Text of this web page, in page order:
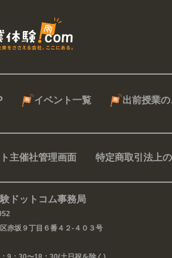
イベント一覧 出前授業
主催社管理画面 特定商取引法上
ドットコム事務局
赤坂９丁目６番４２-４０３号